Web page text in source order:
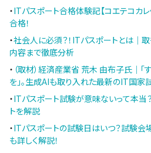
・ITパスポート合格体験記【コエテコカ
合格！
・社会人に必須？！ITパスポートとは｜取
内容まで徹底分析
・ （取材）経済産業省 荒木 由布子氏｜
を」。生成AIも取り入れた最新のIT国家
・ITパスポート試験が意味ないって本当
トを解説
・ITパスポートの試験日はいつ？試験会
も詳しく解説！